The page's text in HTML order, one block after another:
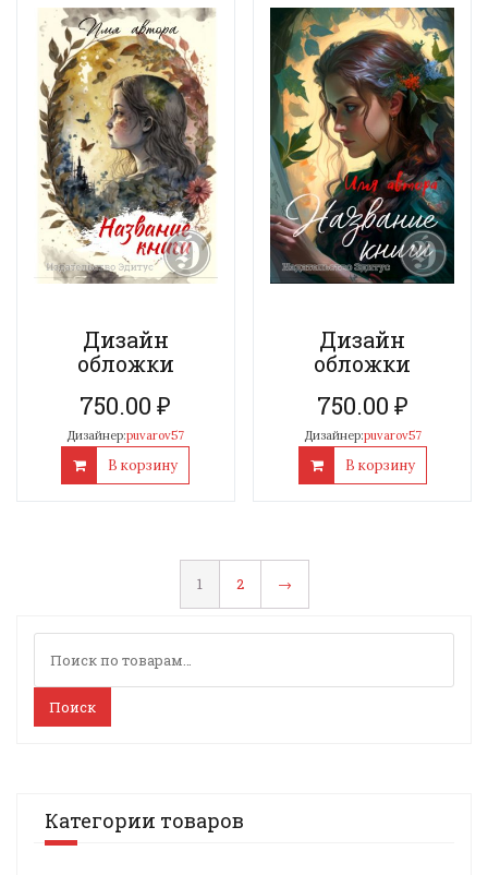
Дизайн
обложки
750.00₽
Дизайнер:puvarov57
В корзину
Дизайн
обложки
750.00 ₽
Дизайнер:puvarov57
В корзину
1 2 →
Поиск
Категории товаров